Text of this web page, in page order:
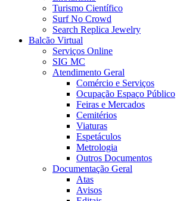
Turismo Científico
Surf No Crowd
Search Replica Jewelry
Balcão Virtual
Serviços Online
SIG MC
Atendimento Geral
Comércio e Serviços
Ocupação Espaço Público
Feiras e Mercados
Cemitérios
Viaturas
Espetáculos
Metrologia
Outros Documentos
Documentação Geral
Atas
Avisos